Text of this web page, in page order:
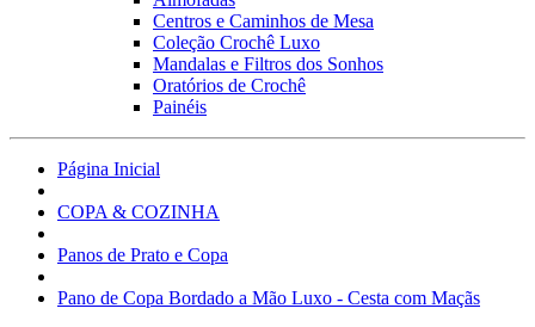
Centros e Caminhos de Mesa
Coleção Crochê Luxo
Mandalas e Filtros dos Sonhos
Oratórios de Crochê
Painéis
Página Inicial
COPA & COZINHA
Panos de Prato e Copa
Pano de Copa Bordado a Mão Luxo - Cesta com Maçãs